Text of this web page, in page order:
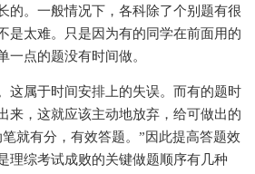
的。一般情况下，各科除了个别题有很
是太难。只是因为有的同学在前面用的
一点的题没有时间做。
这属于时间安排上的失误。而有的题时
来，这就应该主动地放弃，给可做出的
就有分，有效答题。”因此提高答题效
理综考试成败的关键做题顺序有几种